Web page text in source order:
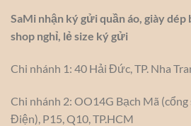
SaMi nhận ký gửi quần áo, giày dép
shop nghỉ, lẻ size ký gửi
Chi nhánh 1: 40 Hải Đức, TP. Nha
Chi nhánh 2: OO14G Bạch Mã
Điện), P15, Q10, TP.HCM